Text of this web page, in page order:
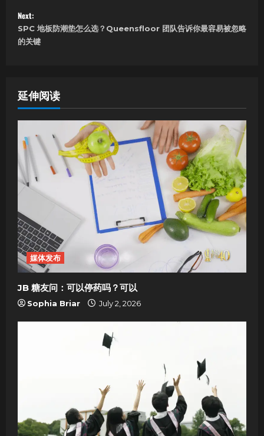
s
t
a
v
i
g
a
t
i
o
n
Next:
SPC 地板防潮垫怎么选？Queensfloor 团队告诉你最容易被忽略
的关键
延伸阅读
媒体发布
JB 糖友问：可以停药吗？可以
Sophia Briar July 2, 2026